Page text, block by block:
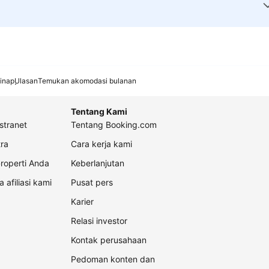
UlasanTemukan akomodasi bulanan
Anda
afiliasi kami
Tentang Kami
Tentang Booking.com
Cara kerja kami
Keberlanjutan
Pusat pers
Karier
Relasi investor
Kontak perusahaan
Pedoman konten dan